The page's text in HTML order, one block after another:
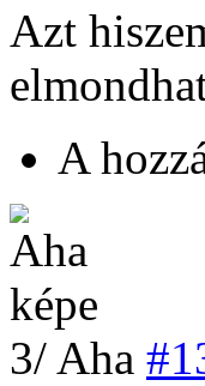
Azt
A
3/ Aha